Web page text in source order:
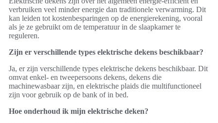
verbruiken veel minder energie dan traditionele verwarming. Dit
kan leiden tot kostenbesparingen op de energierekening, vooral
als je ze gebruikt om de temperatuur in de slaapkamer te
reguleren.
Zijn er verschillende types elektrische dekens beschikbaar?
Ja, er zijn verschillende types elektrische dekens beschikbaar. Dit
omvat enkel- en tweepersoons dekens, dekens die
machinewasbaar zijn, en elektrische plaids die multifunctioneel
zijn voor gebruik op de bank of in bed.
Hoe onderhoud ik mijn elektrische deken?